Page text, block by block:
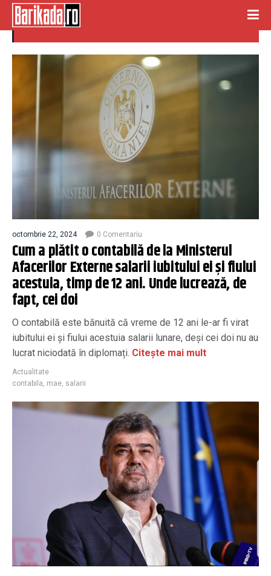
contabila
octombrie 22, 2024 0 Comentariu
Cum a plătit o contabilă de la Ministerul
Afacerilor Externe salarii iubitului ei și fiului
acestuia, timp de 12 ani. Unde lucrează, de
fapt, cei doi
O contabilă este bănuită că vreme de 12 ani le-ar fi virat
iubitului ei și fiului acestuia salarii lunare, deși cei doi nu au
lucrat niciodată în diplomați. Citește mai mult
Actualitate
contabila, mae, salarii